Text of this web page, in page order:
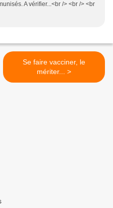
A vérifier...<br /> <br /> <br
Se faire vacciner, le
mériter... >